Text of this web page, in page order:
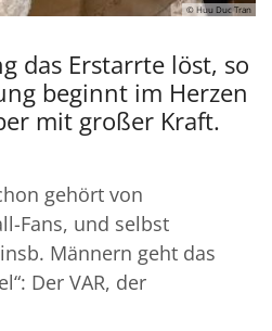
© Huu Duc Tran
das Erstarrte löst, so
beginnt im Herzen
mit großer Kraft.
gehört von
Fans, und selbst
Männern geht das
Der VAR, der